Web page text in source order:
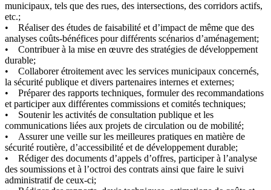
municipaux, tels que des rues, des intersections, des corridors actifs,
etc.;
• Réaliser des études de faisabilité et d’impact de même que des
analyses coûts-bénéfices pour différents scénarios d’aménagement;
• Contribuer à la mise en œuvre des stratégies de développement
durable;
• Collaborer étroitement avec les services municipaux concernés,
la sécurité publique et divers partenaires internes et externes;
• Préparer des rapports techniques, formuler des recommandations
et participer aux différentes commissions et comités techniques;
• Soutenir les activités de consultation publique et les
communications liées aux projets de circulation ou de mobilité;
• Assurer une veille sur les meilleures pratiques en matière de
sécurité routière, d’accessibilité et de développement durable;
• Rédiger des documents d’appels d’offres, participer à l’analyse
des soumissions et à l’octroi des contrats ainsi que faire le suivi
administratif de ceux-ci;